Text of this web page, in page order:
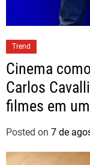
Trend
Cinema
Carlos
filmes em
Posted on 7 de